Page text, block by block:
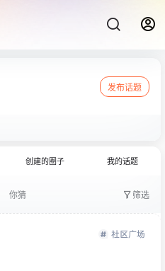
发布话题
创建的圈子 我的话题
你猜 筛选
社区广场